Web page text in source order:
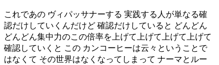
これであの ヴィパッサナーする 実践する人が単なる確
認だけしていくんだけど 確認だけしていると どんどん
どんどん集中力のこの倍率を上げて上げて上げて上げて
確認していくと この カンコーヒーは云々ということで
はなくて その世界はなくなってしまって ナーマとルー